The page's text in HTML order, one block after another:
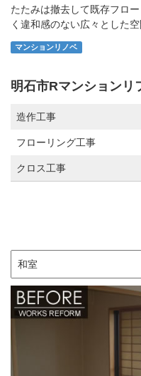
たたみは撤去して既存フロ
く違和感のない広々とした
マンションリノベ
明石市Rマンション
造作工事
フローリング工事
クロス工事